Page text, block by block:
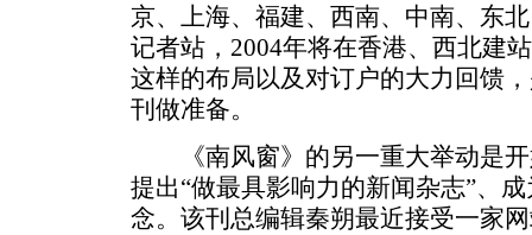
京、上海、福建、西南、中南、东
记者站，2004年将在香港、西北建
这样的布局以及对订户的大力回馈
刊做准备。
《南风窗》的另一重大举动是开
提出“做最具影响力的新闻杂志”、
念。该刊总编辑秦朔最近接受一家